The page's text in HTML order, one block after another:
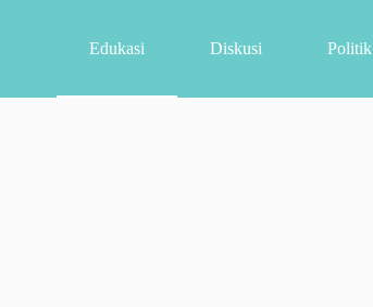
Edukasi Diskusi Politik